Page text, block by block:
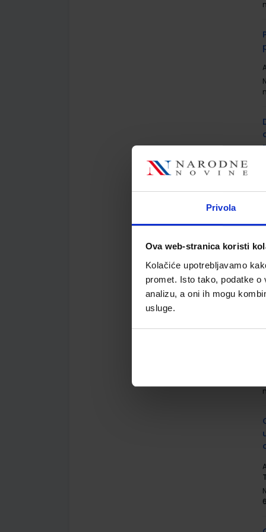
Privola
Ova web-stranica koristi
Kolačiće upotrebljavamo
promet. Isto tako, podatke
analizu, a oni ih mogu
usluge.